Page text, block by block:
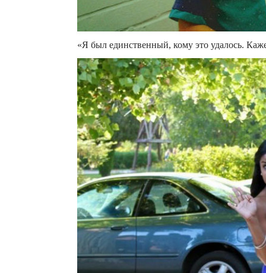
«Я был единственный, кому это удалось.